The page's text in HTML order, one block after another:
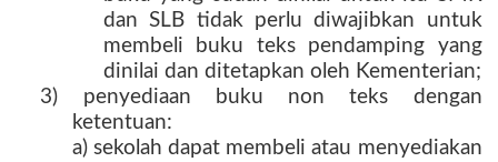
dan SLB tidak perlu diwajibkan untuk
membeli buku teks pendamping yang
dinilai dan ditetapkan oleh Kementerian;
3) penyediaan buku non teks dengan
ketentuan:
a) sekolah dapat membeli atau menyediakan